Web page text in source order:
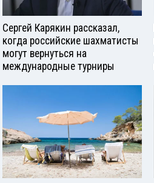
Сергей Карякин рассказал,
когда российские шахматисты
могут вернуться на
международные турниры